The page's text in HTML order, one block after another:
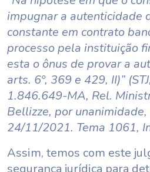
impugnar a autenticidade
constante em contrato
processo pela instituição
esta o ônus de provar a
arts. 6º, 369 e 429, II)”
1.846.649-MA, Rel.
Bellizze, por
24/11/2021. Tema 1061,
Assim, temos com este
segurança jurídica para